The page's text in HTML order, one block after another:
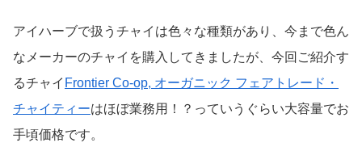
アイハーブで扱うチャイは色々な種類があり、今まで色ん
なメーカーのチャイを購入してきましたが、今回ご紹介す
るチャイ Frontier Co-op, オーガニック フェアトレード・
チャイティーはほぼ業務用！？っていうぐらい大容量でお
手頃価格です。